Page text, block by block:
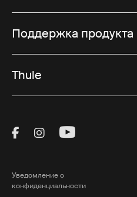
Поддержка продукта
Thule
Visit Thule on
Visit Thule on
Visit Thule
Уведомление о
конфиденциальности